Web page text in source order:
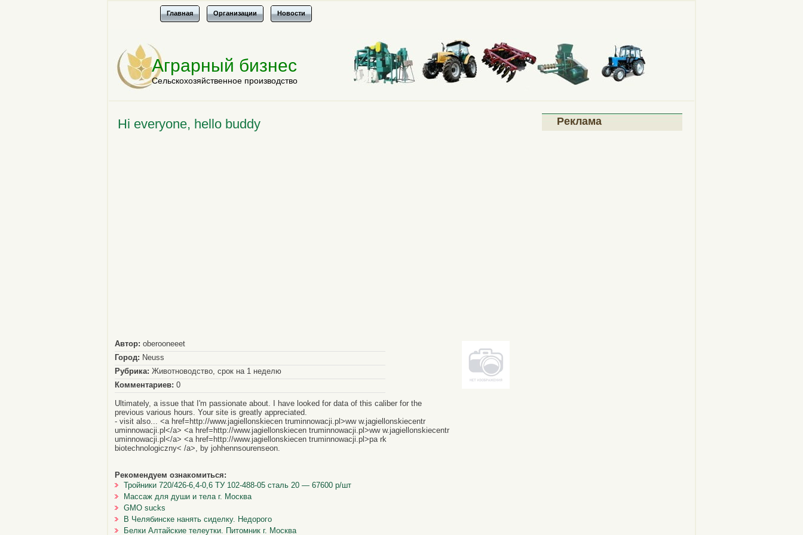
Главная Организации Новости
Аграрный бизнес
Сельскохозяйственное производство
Hi everyone, hello buddy
Автор: oberooneeet
Город: Neuss
Рубрика: Животноводство, срок на 1 неделю
Комментариев: 0
Ultimately, a issue that I'm passionate about. I have looked for data of this caliber for the
previous various hours. Your site is greatly appreciated.
- visit also... <a href=http://www.jagiellonskiecen truminnowacji.pl>ww w.jagiellonskiecentr
uminnowacji.pl</a> <a href=http://www.jagiellonskiecen truminnowacji.pl>ww w.jagiellonskiecentr
uminnowacji.pl</a> <a href=http://www.jagiellonskiecen truminnowacji.pl>pa rk
biotechnologiczny< /a>, by johhennsourenseon.
Рекомендуем ознакомиться:
Тройники 720/426-6,4-0,6 ТУ 102-488-05 сталь 20 — 67600 р/шт
Массаж для души и тела г. Москва
GMO sucks
В Челябинске нанять сиделку. Недорого
Белки Алтайские телеутки. Питомник г. Москва
Реклама